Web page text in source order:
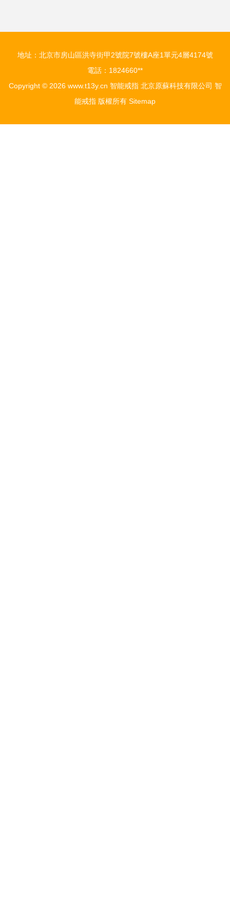
地址：北京市房山區洪寺街甲2號院7號樓A座1單元4層4174號
電話：1824660**
Copyright © 2026 www.t13y.cn 智能戒指 北京原蘇科技有限公司 智
能戒指 版權所有 Sitemap